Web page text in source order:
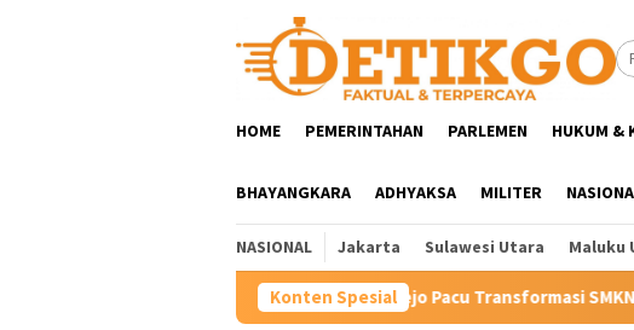
HOME PEMERINTAHAN PARLEMEN HUKUM &
BHAYANGKARA ADHYAKSA MILITER
NASIONAL Jakarta Sulawesi Utara Maluku
Konten Spesial
Hartini Ngadiorejo Pacu Transformasi SMKN 1 Langowan, Perkuat